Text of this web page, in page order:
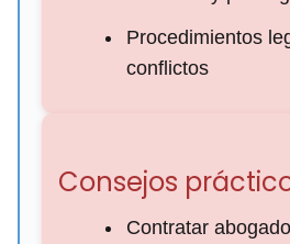
Procedimientos
conflictos
Consejos
Contratar